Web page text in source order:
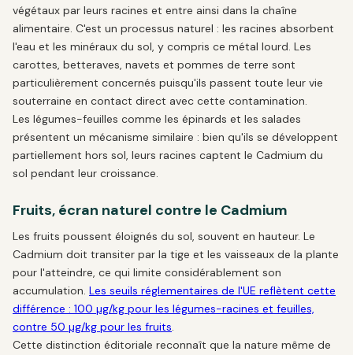
végétaux par leurs racines et entre ainsi dans la chaîne
alimentaire. C'est un processus naturel : les racines absorbent
l'eau et les minéraux du sol, y compris ce métal lourd. Les
carottes, betteraves, navets et pommes de terre sont
particulièrement concernés puisqu'ils passent toute leur vie
souterraine en contact direct avec cette contamination.
Les légumes-feuilles comme les épinards et les salades
présentent un mécanisme similaire : bien qu'ils se développent
partiellement hors sol, leurs racines captent le Cadmium du
sol pendant leur croissance.
Fruits, écran naturel contre le Cadmium
Les fruits poussent éloignés du sol, souvent en hauteur. Le
Cadmium doit transiter par la tige et les vaisseaux de la plante
pour l'atteindre, ce qui limite considérablement son
accumulation. Les seuils réglementaires de l'UE reflètent cette
différence : 100 µg/kg pour les légumes-racines et feuilles,
contre 50 µg/kg pour les fruits.
Cette distinction éditoriale reconnaît que la nature même de